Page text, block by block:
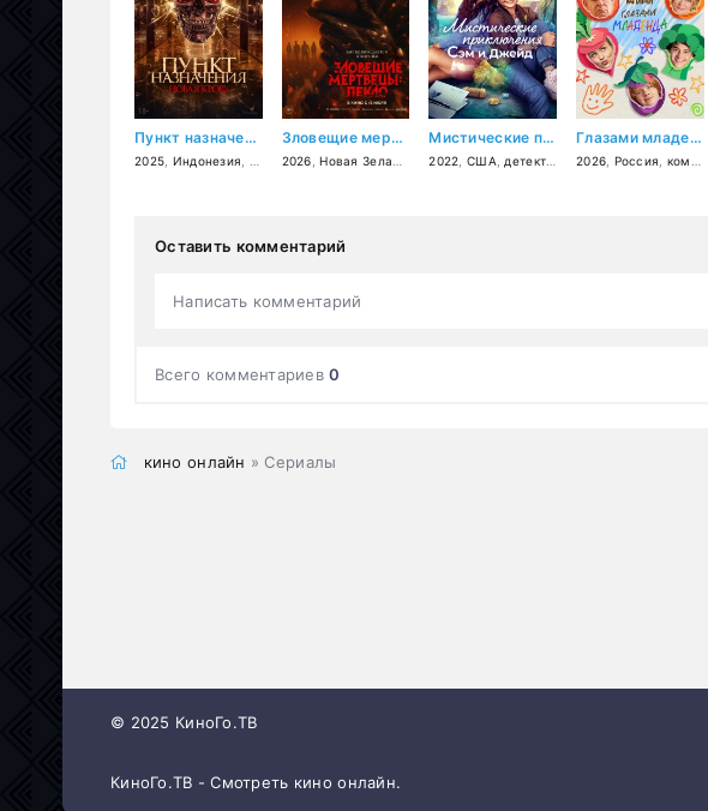
Пункт назначения. Новая кровь
2025 Индонезия ужасы
Зловещие мертвецы: Пекло
2026 ,Новая Зеландия ,США ,Канада,ужасы
Мистические приключения Сэм и Джейд
2022 США детектив приключения,
Глазами младенца
2026 Россия комедия
Оставить комментарий
Написать комментарий
Всего комментариев0
кино онлайн » Сериалы
© 2025 КиноГо.ТВ
КиноГо.ТВ - Смотреть кино онлайн.